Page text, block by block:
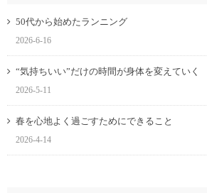
50代から始めたランニング
2026-6-16
“気持ちいい”だけの時間が身体を変えていく
2026-5-11
春を心地よく過ごすためにできること
2026-4-14